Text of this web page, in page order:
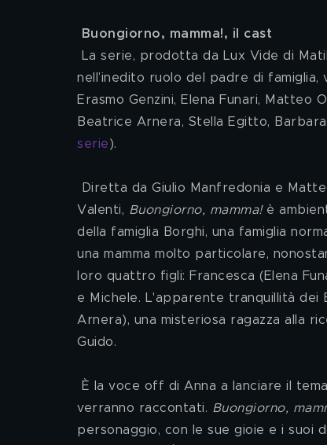
Buongiorno, mamma!, il cast
La serie, prodotta da Lux Vide di
nell’inedito ruolo del padre di
Erasmo Genzini, Elena Funari, Matteo
Beatrice Arnera, Stella Egitto,
serie).
Valenti, Buongiorno, mamma! è
della famiglia Borghi, una famiglia
una mamma molto particolare,
loro quattro figli: Francesca (Elena
e Michele. L'apparente tranquillità dei
Arnera), una misteriosa ragazza alla
Guido.
verranno raccontati. Buongiorno,
personaggio, con le sue gioie e i suoi